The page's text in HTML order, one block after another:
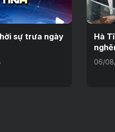
sự trưa ngày
Hà
06/